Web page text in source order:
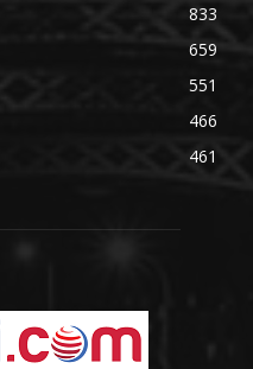
833
659
551
466
461